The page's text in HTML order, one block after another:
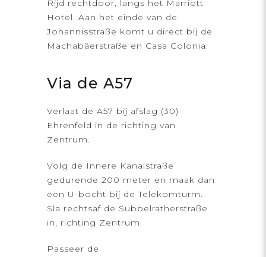
Rijd rechtdoor, langs het Marriott
Hotel. Aan het einde van de
Johannisstraße komt u direct bij de
Machabäerstraße en Casa Colonia.
Via de A57
Verlaat de A57 bij afslag (30)
Ehrenfeld in de richting van
Zentrum.
Volg de Innere Kanalstraße
gedurende 200 meter en maak dan
een U-bocht bij de Telekomturm.
Sla rechtsaf de Subbelratherstraße
in, richting Zentrum.
Passeer de